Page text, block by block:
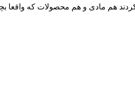
هم مادی و هم محصولات که واقعا